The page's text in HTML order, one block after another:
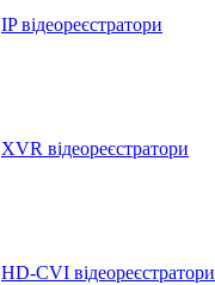
IP відеореєстратори
XVR відеореєстратори
HD-CVI відеореєстратори